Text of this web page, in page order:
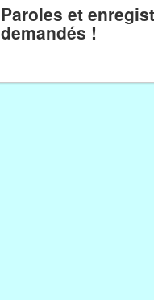
Paroles et
demandés !